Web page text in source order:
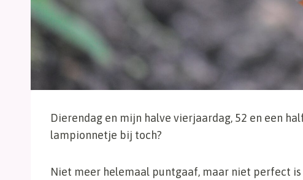
Dierendag en mijn halve vierjaardag, 52 en een
lampionnetje bij toch?
Niet meer helemaal puntgaaf, maar niet perfect